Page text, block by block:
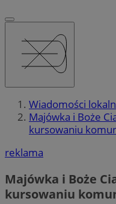
Wiadomości
Majówka i Boże
kursowaniu
reklama
Majówka i Boże
kursowaniu